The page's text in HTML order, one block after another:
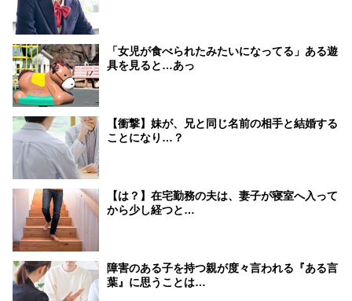
「女児が食べられたみたいになってる」ある遊
具を見ると…あっ
【衝撃】妹が、兄と同じ名前の相手と結婚する
ことになり…？
【は？】在宅勤務の夫は、妻子が寝室へ入って
から少し経つと…
障害のある子を持つ親が度々言われる『ある言
葉』に思うことは…